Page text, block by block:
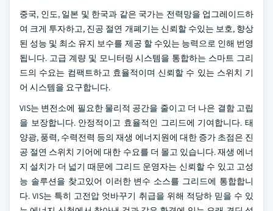
중국, 인도, 일본 및 한국과 같은 국가는 전력망을 업그레이드하
여 크게 투자하고, 진공 절연 개폐기는 신뢰할 수있는 보호, 향상
된 성능 및 최소 유지 보수를 제공 할 수있는 능력으로 인해 번영
됩니다. 고급 계량 및 모니터링 시스템을 통합하는 스마트 그리
드의 수요는 컴팩트하고 효율적이며 신뢰할 수 있는 스위치 기
어 시스템을 요구합니다.
VIS는 변전소에 필요한 물리적 공간을 줄이고 더 나은 결함 고립
을 보장합니다. 안정적이고 효율적인 그리드에 기여합니다. 태
양광, 풍력, 수력전력 등의 재생 에너지원에 대한 증가 초점은 진
공 절연 스위치 기어에 대한 수요를 더 몰고 있습니다. 재생 에너
지 설치가 더 넓기 때문에 그리드 운영자는 신뢰할 수 있고 고성
능 솔루션을 찾고있어 이러한 변수 소스를 그리드에 통합합니
다. VIS는 특히 고전압 엇바꾸기 취급을 위해 적당하 믿을 수 있